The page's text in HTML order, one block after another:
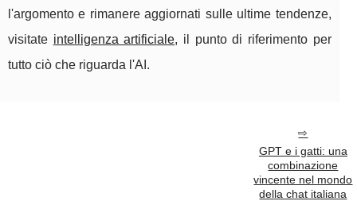
l'argomento e rimanere aggiornati sulle ultime tendenze,
visitate intelligenza artificiale, il punto di riferimento per
tutto ciò che riguarda l'AI.
GPT e i gatti: una
combinazione
vincente nel mondo
della chat italiana